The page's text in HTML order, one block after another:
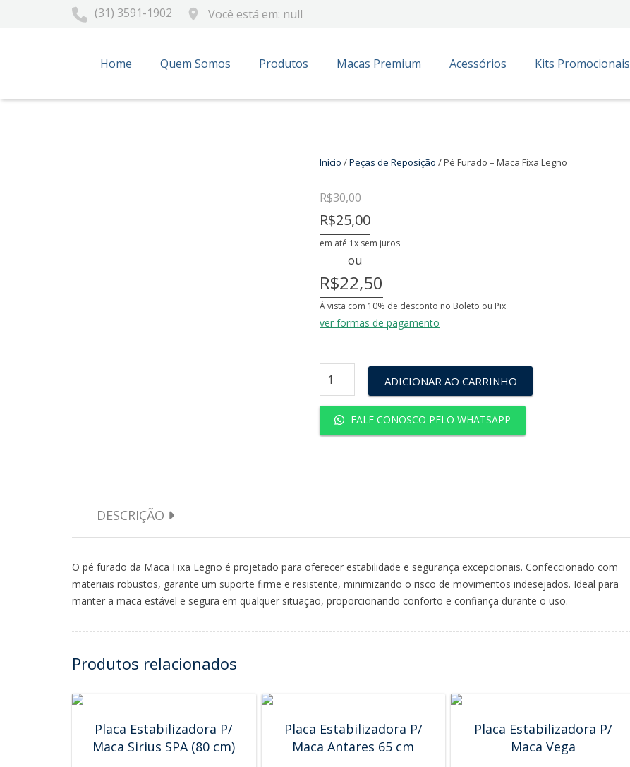
(31) 3591-1902 place Você está em: null
Home Quem Somos Produtos Macas Premium Acessórios Kits Promocionais
Início /Peças de Reposição / Pé Furado – Maca Fixa Legno
R$30,00
R$25,00
em até 1x sem juros
ou
R$22,50
À vista com 10% de desconto no Boleto ou Pix
ver formas de pagamento
ADICIONAR AO CARRINHO
FALE CONOSCO PELO WHATSAPP
DESCRIÇÃO
O pé furado da Maca Fixa Legno é projetado para oferecer estabilidade e segurança excepcionais. Confeccionado com
materiais robustos, garante um suporte firme e resistente, minimizando o risco de movimentos indesejados. Ideal para
manter a maca estável e segura em qualquer situação, proporcionando conforto e confiança durante o uso.
Produtos relacionados
Placa Estabilizadora P/
Maca Sirius SPA (80 cm)
Placa Estabilizadora P/
Maca Antares 65 cm
Placa Estabilizadora P/
Maca Vega